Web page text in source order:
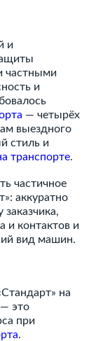
и
частными
и
— четырёх
выездного
стиль и
транспорте.
частичное
аккуратно
и контактов и
вид машин.
на
это
при
.